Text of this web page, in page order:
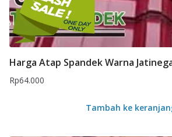
Harga Atap Spandek Warna
Rp64.000
Tambah ke